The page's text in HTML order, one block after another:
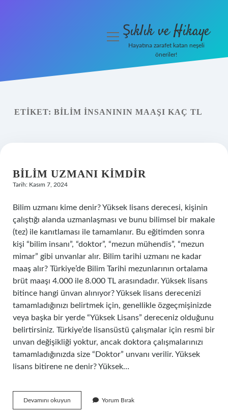
Olur
menüyüŞıklık ve Hikaye
Hayatına zarafet katan neşeli
öneriler!
ETIKET: BILIM INSANININ MAAŞI KAÇ TL
BILIM UZMANI KIMDIR
Tarih: Kasım 7, 2024
Bilim uzmanı kime denir? Yüksek lisans derecesi, kişinin
çalıştığı alanda uzmanlaşması ve bunu bilimsel bir makale
(tez) ile kanıtlaması ile tamamlanır. Bu eğitimden sonra
kişi “bilim insanı”, “doktor”, “mezun mühendis”, “mezun
mimar” gibi unvanlar alır. Bilim tarihi uzmanı ne kadar
maaş alır? Türkiye’de Bilim Tarihi mezunlarının ortalama
brüt maaşı 4.000 ile 8.000 TL arasındadır. Yüksek lisans
bitince hangi ünvan alınıyor? Yüksek lisans derecenizi
tamamladığınızı belirtmek için, genellikle özgeçmişinizde
veya başka bir yerde “Yüksek Lisans” dereceniz olduğunu
belirtirsiniz. Türkiye’de lisansüstü çalışmalar için resmi bir
unvan değişikliği yoktur, ancak doktora çalışmalarınızı
tamamladığınızda size “Doktor” unvanı verilir. Yüksek
lisans bitirene ne denir? Yüksek…
Devamını okuyun
Uzmanı
Yorum Bırak